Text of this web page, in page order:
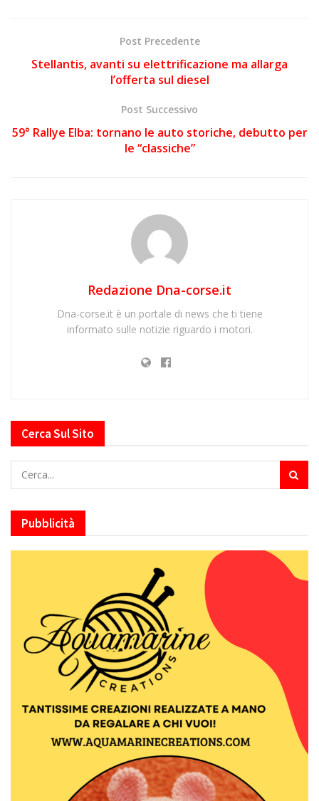
Post Precedente
Stellantis, avanti su elettrificazione ma allarga
l’offerta sul diesel
Post Successivo
59° Rallye Elba: tornano le auto storiche, debutto per
le “classiche”
Redazione Dna-corse.it
Dna-corse.it è un portale di news che ti tiene
informato sulle notizie riguardo i motori.
Cerca Sul Sito
Pubblicità